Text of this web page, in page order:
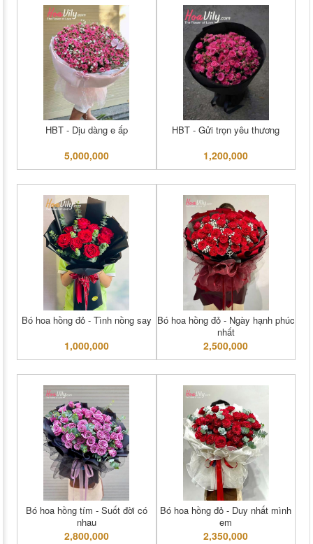
HBT - Dịu dàng e ấp
5,000,000
HBT - Gửi trọn yêu thương
1,200,000
Bó hoa hồng đỏ - Tình nồng say
1,000,000
Bó hoa hồng đỏ - Ngày hạnh phúc
nhất
2,500,000
Bó hoa hồng tím - Suốt đời có
nhau
2,800,000
Bó hoa hồng đỏ - Duy nhất mình
em
2,350,000